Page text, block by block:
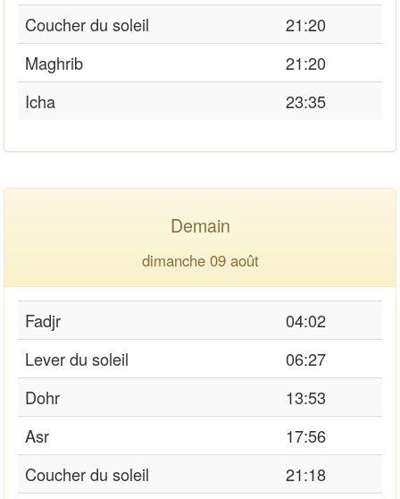
Coucher du soleil
21:20
Maghrib
21:20
Icha
23:35
Demain
dimanche 09 août
Fadjr
04:02
Lever du soleil
06:27
Dohr
13:53
Asr
17:56
Coucher du soleil
21:18